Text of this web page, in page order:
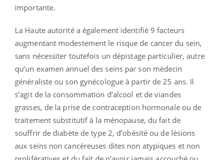
importante.
La Haute autorité a également identifié 9 facteurs
augmentant modestement le risque de cancer du sein,
sans nécessiter toutefois un dépistage particulier, autre
qu’un examen annuel des seins par son médecin
généraliste ou son gynécologue à partir de 25 ans. Il
s’agit de la consommation d’alcool et de viandes
grasses, de la prise de contraception hormonale ou de
traitement substitutif à la ménopause, du fait de
souffrir de diabète de type 2, d’obésité ou de lésions
aux seins non cancéreuses dites non atypiques et non